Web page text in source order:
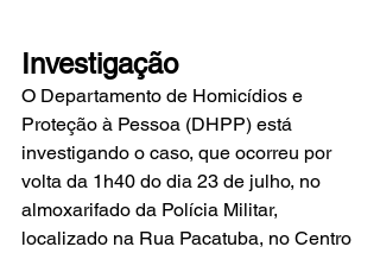
Investigação
O Departamento de Homicídios e
Proteção à Pessoa (DHPP) está
investigando o caso, que ocorreu por
volta da 1h40 do dia 23 de julho, no
almoxarifado da Polícia Militar,
localizado na Rua Pacatuba, no Centro